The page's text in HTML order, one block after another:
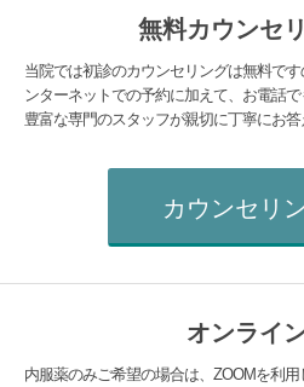
無料カウンセ
当院では初診のカウンセリングは無料で
ンターネットでの予約に加えて、お電話
豊富な専門のスタッフが親切に丁寧にお答
カウンセリ
オンライ
内服薬のみご希望の場合は、ZOOMを利